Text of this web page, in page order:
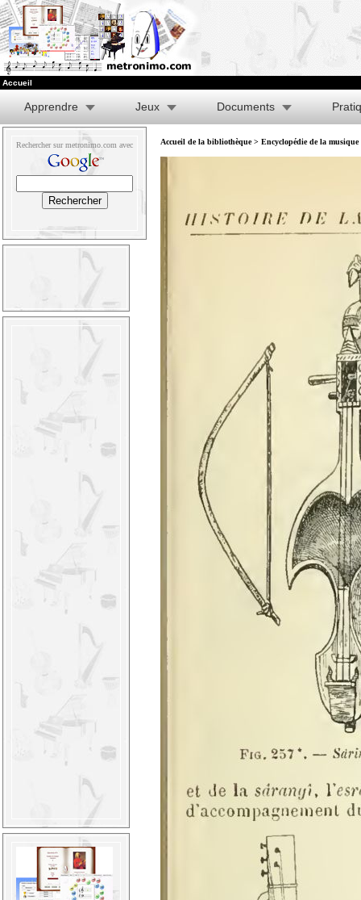
Accueil
Apprendre Jeux Documents
Rechercher sur metronimo.com avec Accueil de la bibliothèque> Encyclopédie de la